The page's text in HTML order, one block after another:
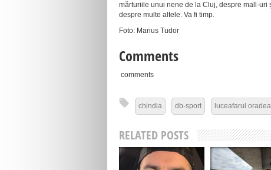
mărturiile unui nene de la Cluj, despre mall-
despre multe altele. Va fi timp.
Foto: Marius Tudor
Comments
comments
chindia db-sport luceafarul oradea
RELATED POSTS